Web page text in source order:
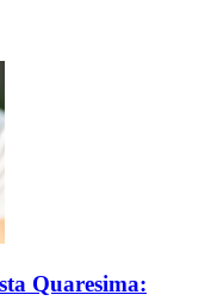
Quaresima: